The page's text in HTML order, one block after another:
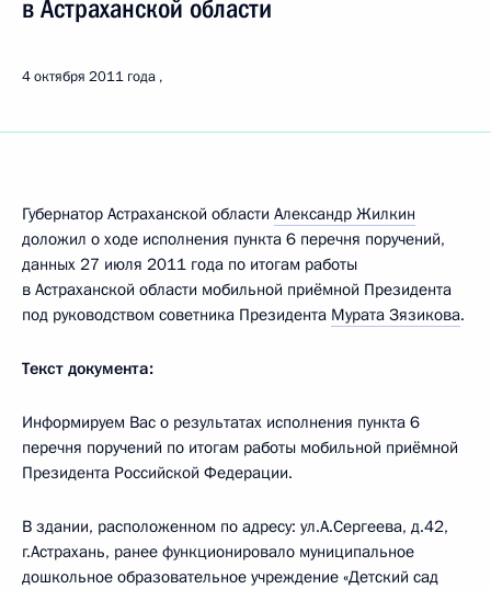
в Астраханской области
4 октября 2011 года
Губернатор Астраханской области Александр Жилкин
доложил о ходе исполнения пункта 6 перечня поручений,
данных 27 июля 2011 года по итогам работы
в Астраханской области мобильной приёмной Президента
под руководством советника Президента Мурата Зязикова.
Текст документа:
Информируем Вас о результатах исполнения пункта 6
перечня поручений по итогам работы мобильной приёмной
Президента Российской Федерации.
В здании, расположенном по адресу: ул.А.Сергеева, д.42,
г.Астрахань, ранее функционировало муниципальное
дошкольное образовательное учреждение «Детский сад